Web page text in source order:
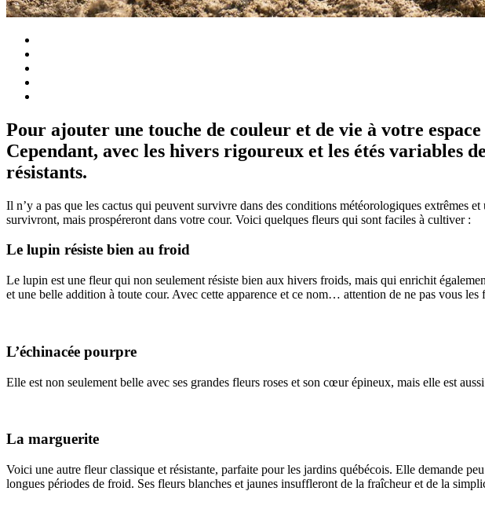
Pour ajouter une touche de couleur et de vie à votre
Cependant, avec les hivers rigoureux et les étés variables
résistants.
Il n’y a pas que les cactus qui peuvent survivre dans des conditions météorologiques extrêmes
survivront, mais prospéreront dans votre cour. Voici quelques fleurs qui sont faciles à cultiver :
Le lupin résiste bien au froid
Le lupin est une fleur qui non seulement résiste bien aux hivers froids, mais qui enrichit
et une belle addition à toute cour. Avec cette apparence et ce nom… attention de ne pas vous les
L’échinacée pourpre
Elle est non seulement belle avec ses grandes fleurs roses et son cœur épineux, mais elle est
La marguerite
Voici une autre fleur classique et résistante, parfaite pour les jardins québécois. Elle demande
longues périodes de froid. Ses fleurs blanches et jaunes insuffleront de la fraîcheur et de la